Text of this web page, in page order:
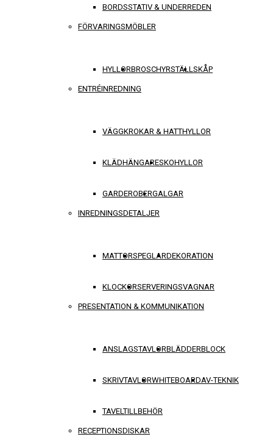
BORDSSTATIV & UNDERREDEN
FÖRVARINGSMÖBLER
HYLLORBROSCHYRSTÄLLSKÅP
ENTRÉINREDNING
VÄGGKROKAR & HATTHYLLOR
KLÄDHÄNGARESKOHYLLOR
GARDEROBERGALGAR
INREDNINGSDETALJER
MATTORSPEGLARDEKORATION
KLOCKORSERVERINGSVAGNAR
PRESENTATION & KOMMUNIKATION
ANSLAGSTAVLORBLÄDDERBLOCK
SKRIVTAVLORWHITEBOARDAV-TEKNIK
TAVELTILLBEHÖR
RECEPTIONSDISKAR